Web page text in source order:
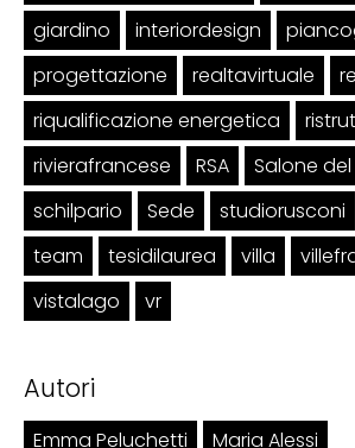
giardino
interiordesign
progettazione
realtavirtuale
riqualificazione energetica
rivierafrancese
RSA
Salone
schilpario
Sede studiorusconi
team
tesidilaurea villa
vistalago
vr
Autori
Emma Peluchetti
Maria Alessi